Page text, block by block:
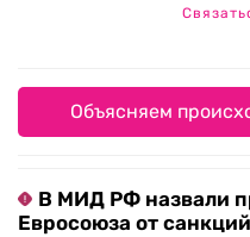
Объясняем
В МИД РФ назвали
Евросоюза от